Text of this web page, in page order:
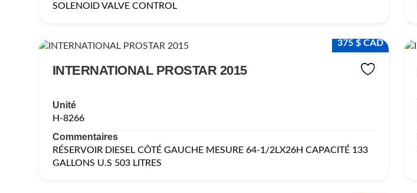
SOLENOID VALVE CONTROL
375 $ CAD
INTERNATIONAL PROSTAR 2015
Unité
H-8266
Commentaires
RÉSERVOIR DIESEL CÔTÉ GAUCHE MESURE 64-1/2LX26H CAPACITÉ 133
GALLONS U.S 503 LITRES